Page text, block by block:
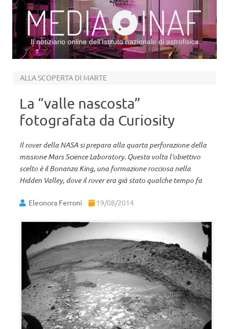
Il notiziario online dell’Istituto nazionale di astrofisica
ALLA SCOPERTA DI MARTE
La “valle nascosta”
fotografata da Curiosity
Il rover della NASA si prepara alla quarta perforazione della
missione Mars Science Laboratory. Questa volta l'obiettivo
scelto è il Bonanza King, una formazione rocciosa nella
Hidden Valley, dove il rover era già stato qualche tempo fa
Eleonora Ferroni 19/08/2014